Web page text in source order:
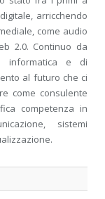
arricchendo
come audio
2.0. Continuo da
informatica e di
al futuro che ci
come consulente
competenza in
sistemi